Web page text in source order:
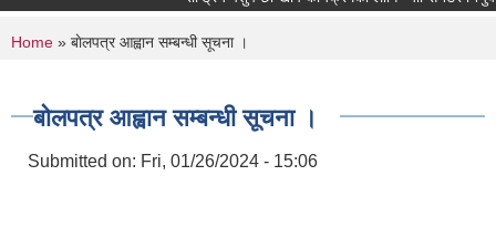
You are here
Home » बाेलपत्र आह्वान सम्बन्धी सूचना ।
बाेलपत्र आह्वान सम्बन्धी सूचना ।
Submitted on: Fri, 01/26/2024 - 15:06